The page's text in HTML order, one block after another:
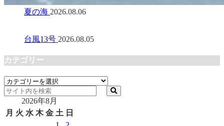
夏の海 2026.08.06
台風13号 2026.08.05
カテゴリー
カ
テ
リ
2026年8月
月 火 水 木 金 土 日